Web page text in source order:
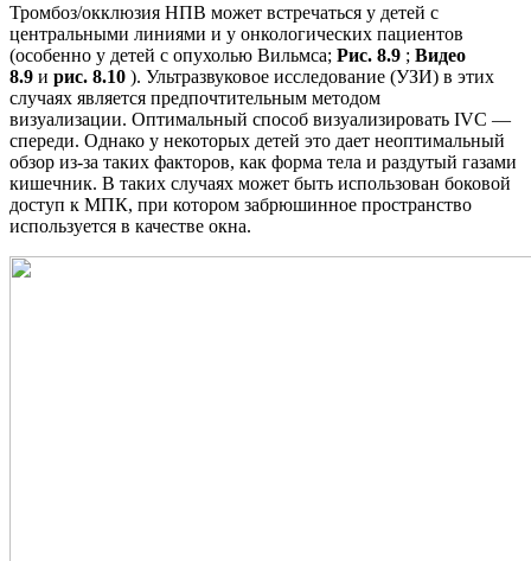
Тромбоз/окклюзия НПВ может встречаться у детей с
центральными линиями и у онкологических пациентов
(особенно у детей с опухолью Вильмса; Рис. 8.9 ; Видео
8.9 и рис. 8.10 ). Ультразвуковое исследование (УЗИ) в этих
случаях является предпочтительным методом
визуализации. Оптимальный способ визуализировать IVC —
спереди. Однако у некоторых детей это дает неоптимальный
обзор из-за таких факторов, как форма тела и раздутый газами
кишечник. В таких случаях может быть использован боковой
доступ к МПК, при котором забрюшинное пространство
используется в качестве окна.